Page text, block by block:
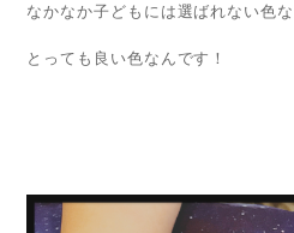
なかなか子どもには選ばれない色な
とっても良い色なんです！